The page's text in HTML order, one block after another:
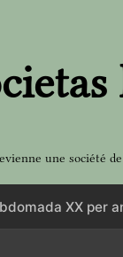
une société
XX per